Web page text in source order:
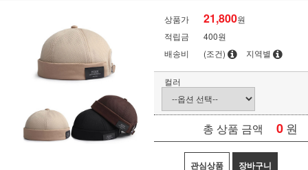
상품가 21,800원
적립금
400원
배송비
(조건) 지역별
컬러
총 상품 금액 0 원
관심상품 장바구니